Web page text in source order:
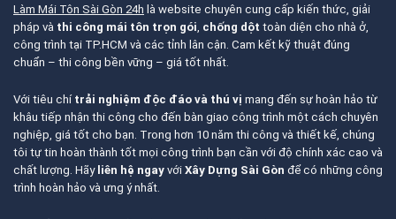
Làm Mái Tôn Sài Gòn 24h là website chuyên cung cấp kiến thức, giải
pháp và thi công mái tôn trọn gói, chống dột toàn diện cho nhà ở,
công trình tại TP.HCM và các tỉnh lân cận. Cam kết kỹ thuật đúng
chuẩn – thi công bền vững – giá tốt nhất.
Với tiêu chí trải nghiệm độc đáo và thú vị mang đến sự hoàn hảo từ
khâu tiếp nhận thi công cho đến bàn giao công trình một cách chuyên
nghiệp, giá tốt cho bạn. Trong hơn 10 năm thi công và thiết kế, chúng
tôi tự tin hoàn thành tốt mọi công trình bạn cần với độ chính xác cao và
chất lượng. Hãy liên hệ ngay với Xây Dựng Sài Gòn để có những công
trình hoàn hảo và ưng ý nhất.